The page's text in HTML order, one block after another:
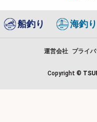
船釣り 海釣り
運営会社 プライ
Copyright ©